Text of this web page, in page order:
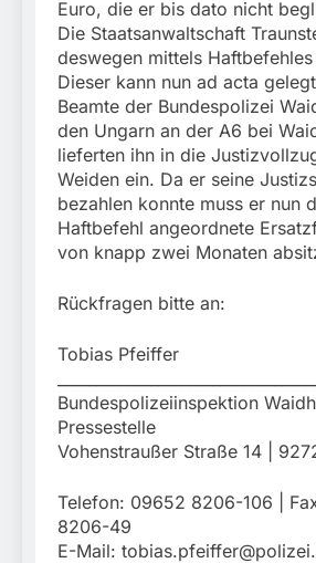
Euro, die er bis dato nicht
Die Staatsanwaltschaft
deswegen mittels
Dieser kann nun ad acta
Beamte der Bundespolizei
den Ungarn an der A6 bei
lieferten ihn in die
Weiden ein. Da er seine
bezahlen konnte muss er nun
Haftbefehl angeordnete
von knapp zwei Monaten
Rückfragen bitte an:
Tobias Pfeiffer
Bundespolizeiinspektion
Pressestelle
Vohenstraußer Straße 14 |
Telefon: 09652 8206-106 |
8206-49
E-Mail: